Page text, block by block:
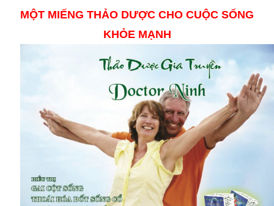
MỘT MIẾNG THẢO DƯỢC CHO CUỘC SỐNG
KHỎE MẠNH